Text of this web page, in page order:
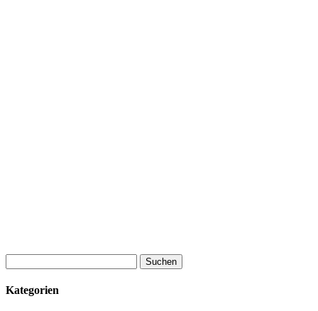
nach:
Kategorien